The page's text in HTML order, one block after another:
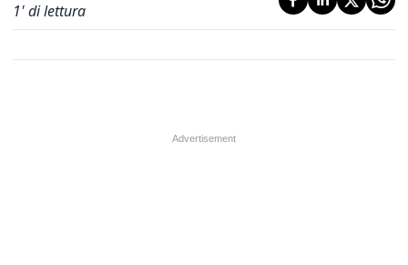
1' di lettura